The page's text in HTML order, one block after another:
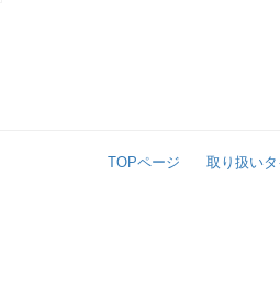
TOPページ 取り扱い